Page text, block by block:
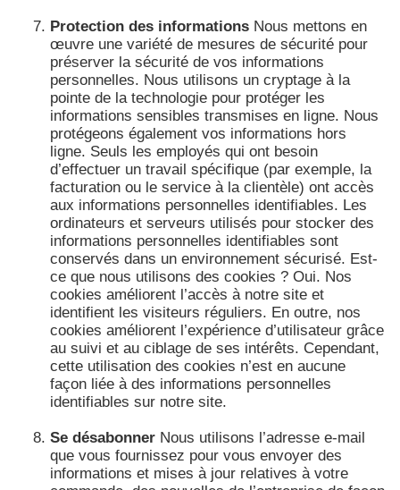
Protection des informations Nous mettons en
œuvre une variété de mesures de sécurité pour
préserver la sécurité de vos informations
personnelles. Nous utilisons un cryptage à la
pointe de la technologie pour protéger les
informations sensibles transmises en ligne. Nous
protégeons également vos informations hors
ligne. Seuls les employés qui ont besoin
d’effectuer un travail spécifique (par exemple, la
facturation ou le service à la clientèle) ont accès
aux informations personnelles identifiables. Les
ordinateurs et serveurs utilisés pour stocker des
informations personnelles identifiables sont
conservés dans un environnement sécurisé. Est-
ce que nous utilisons des cookies ? Oui. Nos
cookies améliorent l’accès à notre site et
identifient les visiteurs réguliers. En outre, nos
cookies améliorent l’expérience d’utilisateur grâce
au suivi et au ciblage de ses intérêts. Cependant,
cette utilisation des cookies n’est en aucune
façon liée à des informations personnelles
identifiables sur notre site.
Se désabonner Nous utilisons l’adresse e-mail
que vous fournissez pour vous envoyer des
informations et mises à jour relatives à votre